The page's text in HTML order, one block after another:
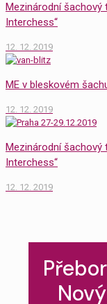
Mezinárodní šachový
Interchess“
12. 12. 2019
ME v bleskovém
12. 12. 2019
Mezinárodní šachový
Interchess“
12. 12. 2019